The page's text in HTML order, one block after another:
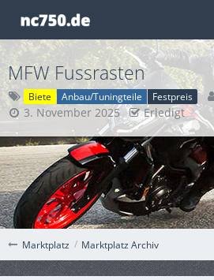
Marktplatz Marktplatz Archiv
MFW Fussrasten
Biete Anbau/Tuningteile Festpreis
3. November 2025
Erledigt